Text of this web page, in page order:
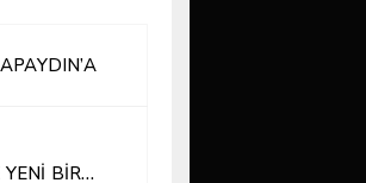
BİR